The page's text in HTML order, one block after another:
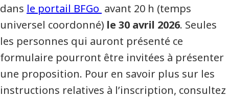
dans le portail BFGo avant 20 h (temps
universel coordonné) le 30 avril 2026. Seules
les personnes qui auront présenté ce
formulaire pourront être invitées à présenter
une proposition. Pour en savoir plus sur les
instructions relatives à l’inscription, consultez